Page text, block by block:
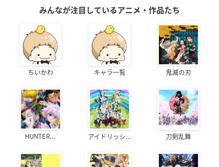
みんなが注目しているアニメ・作品たち
ちいかわ キャラ一覧 鬼滅の刃
HUNTER... アイドリッシ... 刀剣乱舞